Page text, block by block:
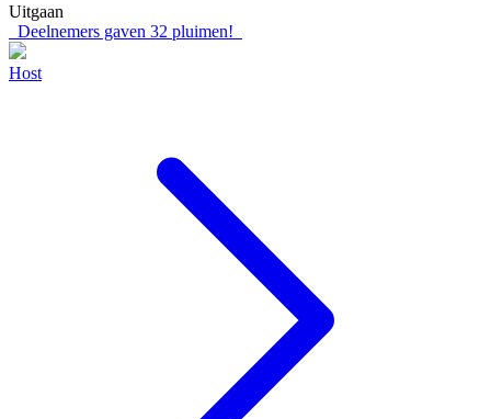
Uitgaan
Deelnemers gaven 32 pluimen!
Host